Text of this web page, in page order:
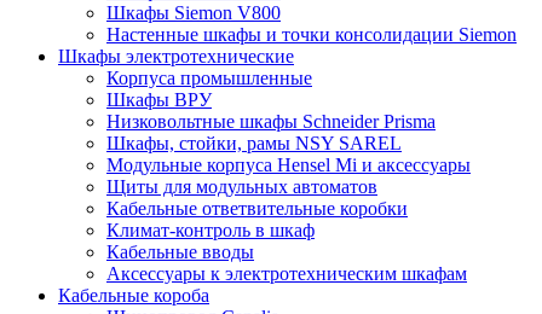
Шкафы Siemon V800
Настенные шкафы и точки консолидации Siemon
Шкафы электротехнические
Корпуса промышленные
Шкафы ВРУ
Низковольтные шкафы Schneider Prisma
Шкафы, стойки, рамы NSY SAREL
Модульные корпуса Hensel Mi и аксессуары
Щиты для модульных автоматов
Кабельные ответвительные коробки
Климат-контроль в шкаф
Кабельные вводы
Аксессуары к электротехническим шкафам
Кабельные короба